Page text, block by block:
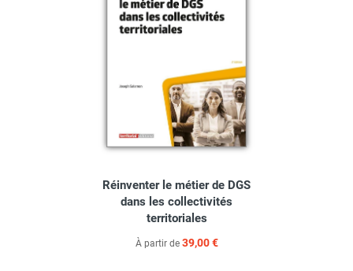
Réinventer le métier de DGS
dans les collectivités
territoriales
À partir de 39,00 €